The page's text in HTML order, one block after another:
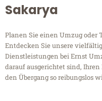
Sakarya
Planen Sie einen Umzug oder
Entdecken Sie unsere
Dienstleistungen bei Ernst
darauf ausgerichtet sind,
den Übergang so reibungslos